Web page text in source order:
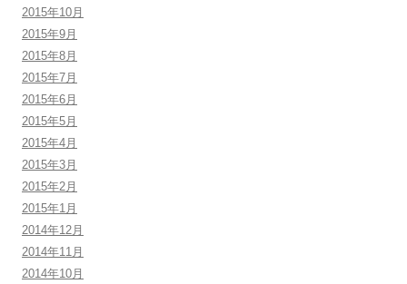
2015年10月
2015年9月
2015年8月
2015年7月
2015年6月
2015年5月
2015年4月
2015年3月
2015年2月
2015年1月
2014年12月
2014年11月
2014年10月